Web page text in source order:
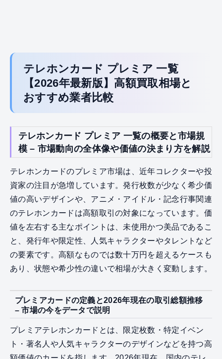
テレホンカード プレミア 一覧
【2026年最新版】高額買取相場と
おすすめ業者比較
テレホンカード プレミア 一覧の概要と市場規
模 – 市場動向の全体像や価値の決まり方を解説
テレホンカードのプレミア市場は、近年コレクターや投
資家の注目が急増しています。発行枚数が少なく希少価
値の高いデザインや、アニメ・アイドル・記念行事関連
のテレホンカードは高額取引の対象になっています。価
値を左右する主なポイントは、未使用かつ美品であるこ
と、発行年や限定性、人気キャラクターやタレントなど
の要素です。高額なものでは数十万円を超えるケースも
あり、状態や希少性の違いで相場が大きく変動します。
プレミアカードの定義と2026年現在の取引総額推移
– 市場の今をデータで説明
プレミアテレホンカードとは、限定枚数・特定イベン
ト・著名人や人気キャラクターのデザインなどを持つ高